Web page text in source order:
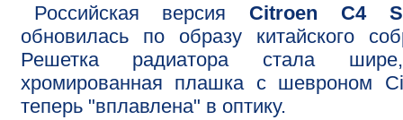
Российская версия Citroen C4
обновилась по образу китайского
Решетка радиатора стала
хромированная плашка с шевроном
теперь "вплавлена" в оптику.